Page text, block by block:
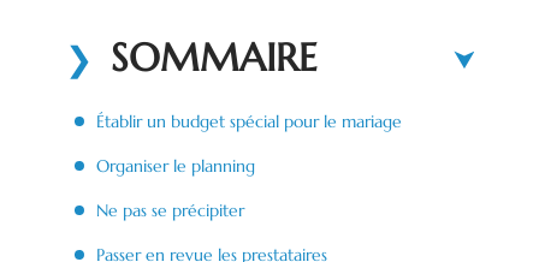
SOMMAIRE
Établir un budget spécial pour le mariage
Organiser le planning
Ne pas se précipiter
Passer en revue les prestataires